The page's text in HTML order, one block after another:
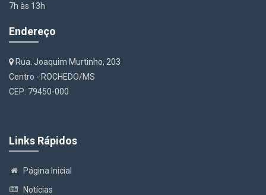
7h às 13h
Endereço
Rua. Joaquim Murtinho, 203
Centro - ROCHEDO/MS
CEP: 79450-000
Links Rápidos
Página Inicial
Notícias